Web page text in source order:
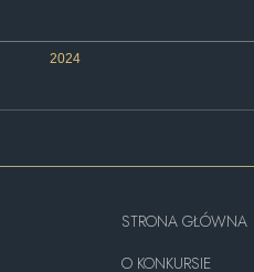
2024
STRONA GŁÓWNA
O KONKURSIE